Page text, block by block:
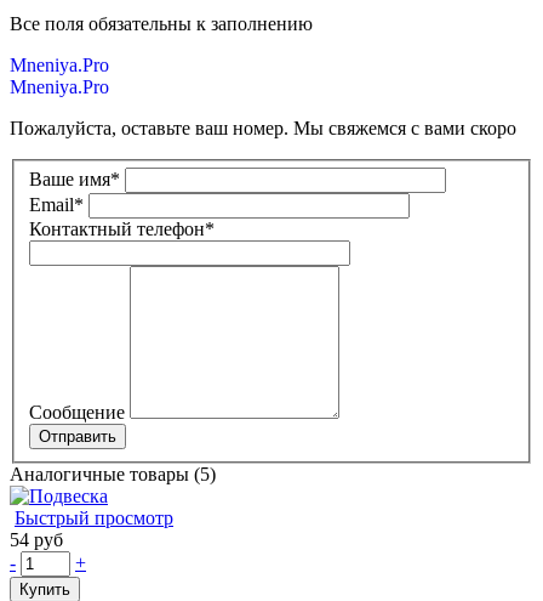
Все поля обязательны к заполнению
Mneniya.Pro
Mneniya.Pro
Пожалуйста, оставьте ваш номер. Мы свяжемся с вами скоро
Ваше имя*
Email*
Контактный телефон*
Сообщение
Аналогичные товары (5)
Быстрый просмотр
54 руб
-
+
Купить